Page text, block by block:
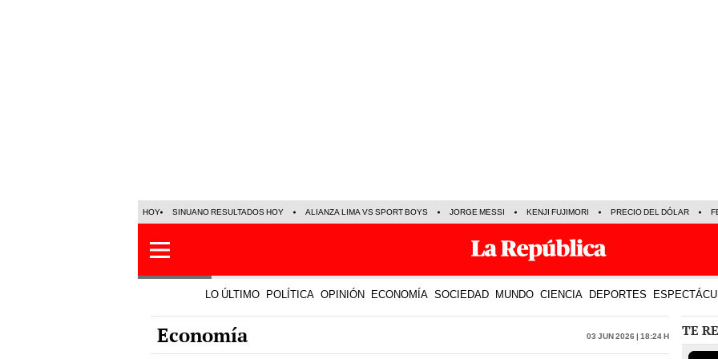
HOY SINUANO RESULTADOS HOY ALIANZA LIMA VS SPORT BOYS JORGE MESSI KENJI FUJIMORI PRECIO DEL DÓLAR
LO ÚLTIMO POLÍTICA OPINIÓN ECONOMÍA SOCIEDAD MUNDO CIENCIA DEPORTES
Economía 03 Jun 2026 | 18:24 h TE